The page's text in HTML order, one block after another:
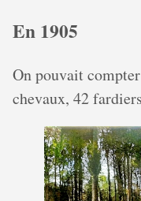
En 1905
On pouvait
chevaux, 42